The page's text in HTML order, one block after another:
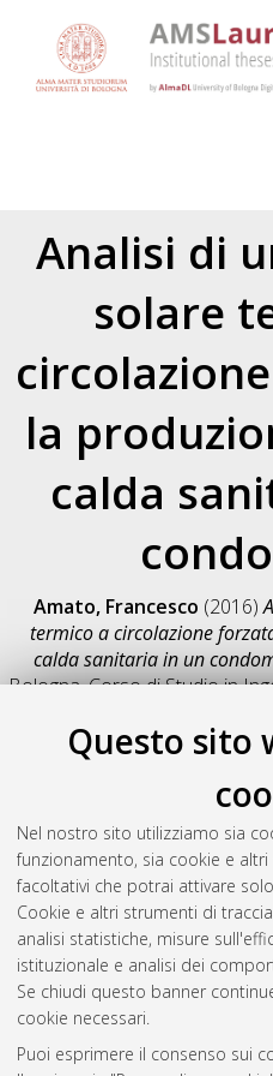
Questo sito
Nel nostro sito utilizziamo sia
funzionamento, sia cookie e
facoltativi che potrai attivare
Cookie e altri strumenti di
analisi statistiche, misure
istituzionale e analisi dei
Se chiudi questo banner
cookie necessari.
Puoi esprimere il consenso sui
Analisi di
solare
la
calda
Amato, Francesco (2016)
termico a circolazione
calda sanitaria in un
Bologna, Corso di Studio in
Salva citazione
Il full-text non è disponibile per
Altri
Gestione del
Atom